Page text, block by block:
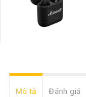
Mô tả Đánh giá